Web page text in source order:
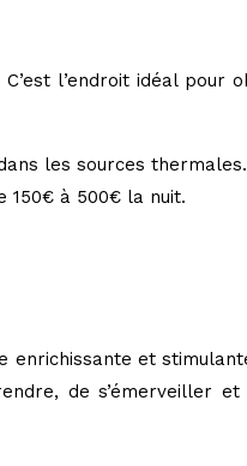
l’endroit idéal
les sources thermales.
150€ à 500€ la nuit.
enrichissante et
de s’émerveiller